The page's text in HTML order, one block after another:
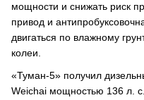
мощности и снижать риск
привод и
двигаться по влажному
колеи.
«Туман-5» получил
Weichai мощностью 136 л.